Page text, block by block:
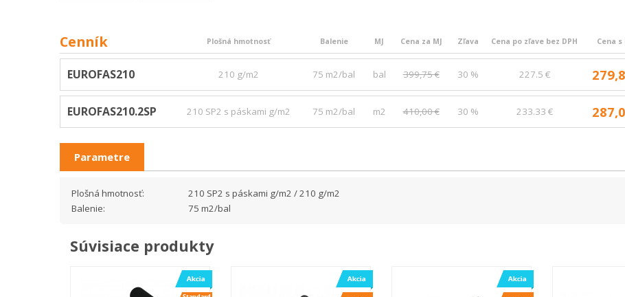
Cenník Plošná hmotnosť Balenie MJ Cena za MJ Zľava Cena po zľave bez DPH Cena s
EUROFAS210 210 g/m2 75 m2/bal bal 399,75 € 30 % 227.5 €
EUROFAS210.2SP 210 SP2 s páskami g/m2 75 m2/bal m2 410,00 € 30 % 233.33 €
Parametre
Plošná hmotnosť:
210 SP2 s páskami g/m2 / 210 g/m2
Balenie:
75 m2/bal
Súvisiace produkty